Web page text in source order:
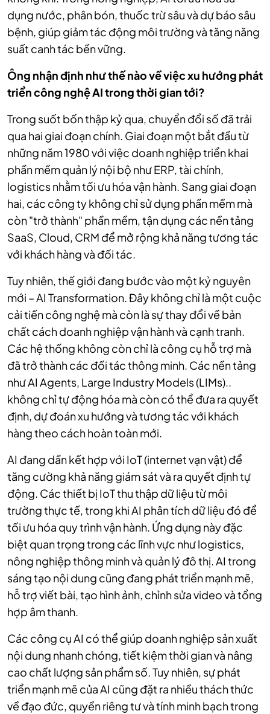
dụng nước, phân bón, thuốc trừ sâu và dự báo sâu
bệnh, giúp giảm tác động môi trường và tăng năng
suất canh tác bền vững.
Ông nhận định như thế nào về việc xu hướng phát
triển công nghệ AI trong thời gian tới?
Trong suốt bốn thập kỷ qua, chuyển đổi số đã trải
qua hai giai đoạn chính. Giai đoạn một bắt đầu từ
những năm 1980 với việc doanh nghiệp triển khai
phần mềm quản lý nội bộ như ERP, tài chính,
logistics nhằm tối ưu hóa vận hành. Sang giai đoạn
hai, các công ty không chỉ sử dụng phần mềm mà
còn "trở thành" phần mềm, tận dụng các nền tảng
SaaS, Cloud, CRM để mở rộng khả năng tương tác
với khách hàng và đối tác.
Tuy nhiên, thế giới đang bước vào một kỷ nguyên
mới – AI Transformation. Đây không chỉ là một cuộc
cải tiến công nghệ mà còn là sự thay đổi về bản
chất cách doanh nghiệp vận hành và cạnh tranh.
Các hệ thống không còn chỉ là công cụ hỗ trợ mà
đã trở thành các đối tác thông minh. Các nền tảng
như AI Agents, Large Industry Models (LIMs)..
không chỉ tự động hóa mà còn có thể đưa ra quyết
định, dự đoán xu hướng và tương tác với khách
hàng theo cách hoàn toàn mới.
AI đang dần kết hợp với IoT (internet vạn vật) để
tăng cường khả năng giám sát và ra quyết định tự
động. Các thiết bị IoT thu thập dữ liệu từ môi
trường thực tế, trong khi AI phân tích dữ liệu đó để
tối ưu hóa quy trình vận hành. Ứng dụng này đặc
biệt quan trọng trong các lĩnh vực như logistics,
nông nghiệp thông minh và quản lý đô thị. AI trong
sáng tạo nội dung cũng đang phát triển mạnh mẽ,
hỗ trợ viết bài, tạo hình ảnh, chỉnh sửa video và tổng
hợp âm thanh.
Các công cụ AI có thể giúp doanh nghiệp sản xuất
nội dung nhanh chóng, tiết kiệm thời gian và nâng
cao chất lượng sản phẩm số. Tuy nhiên, sự phát
triển mạnh mẽ của AI cũng đặt ra nhiều thách thức
về đạo đức, quyền riêng tư và tính minh bạch trong